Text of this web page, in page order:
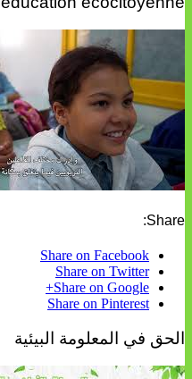
Share:
Share on Facebook
Share on Twitter
Share on Google+
Share on Pinterest
الحق في المعلومة البيئية